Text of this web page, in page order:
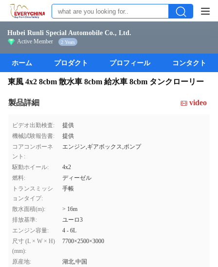
Hubei Runli Special Automobile Co., Ltd.
Active Member 2 Years
ホーム プロダクト プロフィール コンタクト
東風 4x2 8cbm 散水車 8cbm 給水車 8cbm タンクローリー
製品詳細 video
ビデオ出勤検査:
提供
機械試験報告書:
提供
コアコンポーネ
ント:
エンジン,ギアボックス,ポンプ
駆動ホイール:
4x2
燃料:
ディーゼル
トランスミッシ
ョンタイプ:
手帳
散水面積(m):
> 16m
排放基準:
ユーロ3
エンジン容量:
4 - 6L
尺寸 (L × W × H)
(mm):
7700×2500×3000
原産地:
湖北,中国